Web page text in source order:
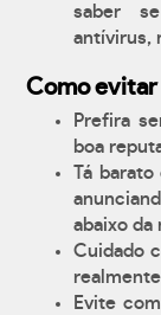
saber
antívirus,
Como
Prefira
boa
Tá
abaixo da
Cuidado
Evite